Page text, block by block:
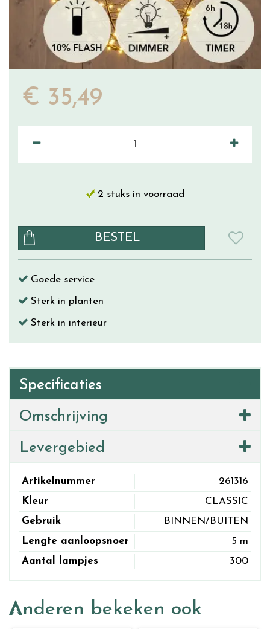
€ 35,49
2 stuks in voorraad
Goede service
Sterk in planten
Sterk in interieur
Specificaties
Omschrijving
Levergebied
Artikelnummer
261316
Kleur
CLASSIC
Gebruik
BINNEN/BUITEN
Lengte aanloopsnoer
5 m
Aantal lampjes
300
Anderen bekeken ook